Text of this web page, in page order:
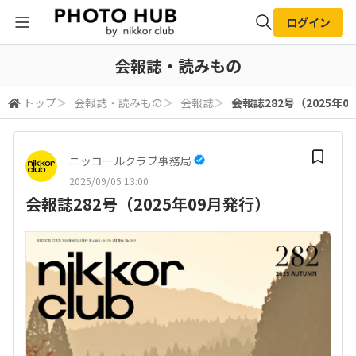
検索
ログイン
会報誌・読みもの
トップ＞ 会報誌・読みもの ＞ 会報誌＞ 会報誌282号（2025年
ニッコールクラブ事務局
2025/09/05 13:00
会報誌282号（2025年09月発行）